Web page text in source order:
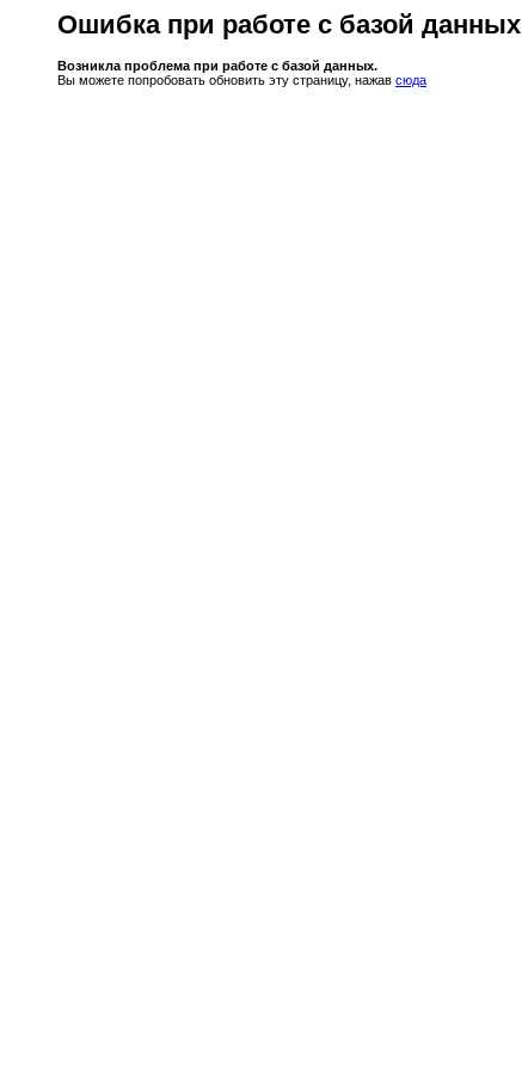
Ошибка при работе с базой данных
Возникла проблема при работе с базой данных.
Вы можете попробовать обновить эту страницу, нажав сюда